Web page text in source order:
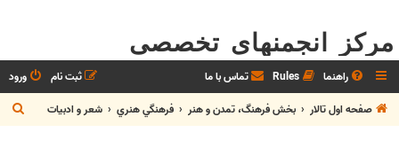
مرکز انجمنهای تخصصی
راهنما Rules تماس با ما ورود
ثبت نام
صفحه اول تالار
بخش فرهنگ، تمدن و هنر فرهنگي هنري شعر و ادبيات
س